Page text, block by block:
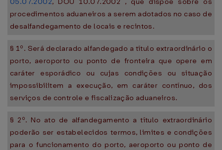
procedimentos aduaneiros a serem adotados no caso de
desalfandegamento de locais e recintos.
§ 1º. Será declarado alfandegado a título extraordinário o
porto, aeroporto ou ponto de fronteira que opere em
caráter esporádico ou cujas condições ou situação
impossibilitem a execução, em caráter contínuo, dos
serviços de controle e fiscalização aduaneiros.
§ 2º. No ato de alfandegamento a título extraordinário
poderão ser estabelecidos termos, limites e condições
para o funcionamento do porto, aeroporto ou ponto de